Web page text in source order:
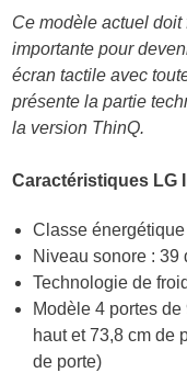
Ce modèle actuel doit
importante pour
écran tactile avec
présente la partie
la version ThinQ.
Caractéristiques LG
Classe énergétique
Niveau sonore : 39
Technologie de
Modèle 4 portes
haut et 73,8 cm de
de porte)